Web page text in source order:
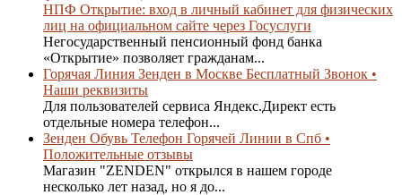
НПФ Открытие: вход в личный кабинет для физических
лиц на официальном сайте через Госуслуги
Негосударственный пенсионный фонд банка
«Открытие» позволяет гражданам...
Горячая Линия Зенден в Москве Бесплатный Звонок •
Наши реквизиты
Для пользователей сервиса Яндекс.Директ есть
отдельные номера телефон...
Зенден Обувь Телефон Горячей Линии в Спб •
Положительные отзывы
Магазин "ZENDEN" открылся в нашем городе
несколько лет назад, но я до...